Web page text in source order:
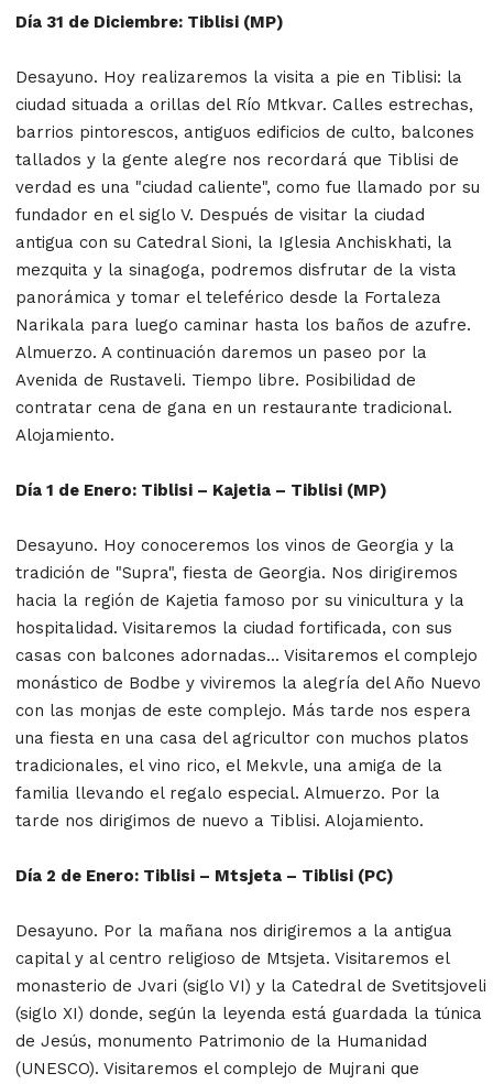
Día 31 de Diciembre: Tiblisi (MP)
Desayuno. Hoy realizaremos la visita a pie en Tiblisi: la
ciudad situada a orillas del Río Mtkvar. Calles estrechas,
barrios pintorescos, antiguos edificios de culto, balcones
tallados y la gente alegre nos recordará que Tiblisi de
verdad es una "ciudad caliente", como fue llamado por su
fundador en el siglo V. Después de visitar la ciudad
antigua con su Catedral Sioni, la Iglesia Anchiskhati, la
mezquita y la sinagoga, podremos disfrutar de la vista
panorámica y tomar el teleférico desde la Fortaleza
Narikala para luego caminar hasta los baños de azufre.
Almuerzo. A continuación daremos un paseo por la
Avenida de Rustaveli. Tiempo libre. Posibilidad de
contratar cena de gana en un restaurante tradicional.
Alojamiento.
Día 1 de Enero: Tiblisi – Kajetia – Tiblisi (MP)
Desayuno. Hoy conoceremos los vinos de Georgia y la
tradición de "Supra", fiesta de Georgia. Nos dirigiremos
hacia la región de Kajetia famoso por su vinicultura y la
hospitalidad. Visitaremos la ciudad fortificada, con sus
casas con balcones adornadas... Visitaremos el complejo
monástico de Bodbe y viviremos la alegría del Año Nuevo
con las monjas de este complejo. Más tarde nos espera
una fiesta en una casa del agricultor con muchos platos
tradicionales, el vino rico, el Mekvle, una amiga de la
familia llevando el regalo especial. Almuerzo. Por la
tarde nos dirigimos de nuevo a Tiblisi. Alojamiento.
Día 2 de Enero: Tiblisi – Mtsjeta – Tiblisi (PC)
Desayuno. Por la mañana nos dirigiremos a la antigua
capital y al centro religioso de Mtsjeta. Visitaremos el
monasterio de Jvari (siglo VI) y la Catedral de Svetitsjoveli
(siglo XI) donde, según la leyenda está guardada la túnica
de Jesús, monumento Patrimonio de la Humanidad
(UNESCO). Visitaremos el complejo de Mujrani que